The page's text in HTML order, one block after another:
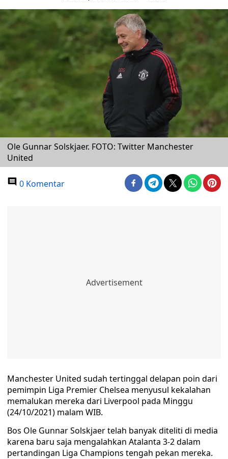
Ole Gunnar Solskjaer. FOTO: Twitter Manchester
United
0 Komentar
Manchester United sudah tertinggal delapan poin dari
pemimpin Liga Premier Chelsea menyusul kekalahan
memalukan mereka dari Liverpool pada Minggu
(24/10/2021) malam WIB.
Bos Ole Gunnar Solskjaer telah banyak diteliti di media
karena baru saja mengalahkan Atalanta 3-2 dalam
pertandingan Liga Champions tengah pekan mereka.